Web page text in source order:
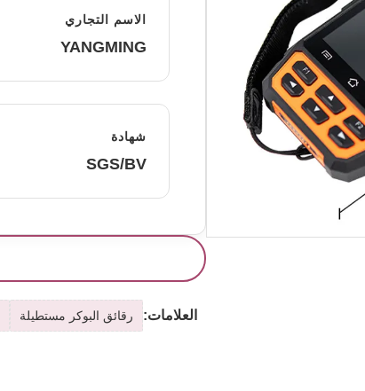
الاسم التجاري
YANGMING
شهادة
SGS/BV
العلامات: رقائق البوكر مستطيلة